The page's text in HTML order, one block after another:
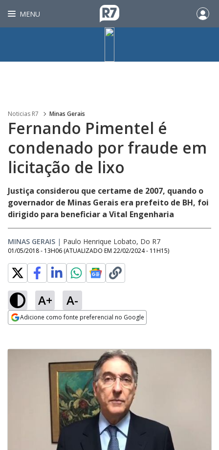
MENU
Noticias R7 Minas Gerais
Fernando Pimentel é
condenado por fraude em
licitação de lixo
Justiça considerou que certame de 2007, quando o
governador de Minas Gerais era prefeito de BH, foi
dirigido para beneficiar a Vital Engenharia
MINAS GERAIS | Paulo Henrique Lobato, Do R7
01/05/2018 - 13H06 (ATUALIZADO EM 22/02/2024 - 11H15)
A+ A-
Adicione como fonte preferencial no Google